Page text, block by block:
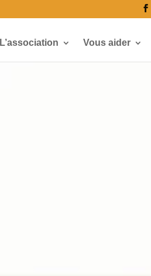
L’association Vous aider